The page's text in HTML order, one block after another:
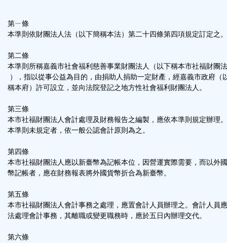
能
按
鈕
區
第ㄧ條
本準則依財團法人法（以下簡稱本法）第二十四條第四項規定訂定之。
第二條
本準則所稱嘉義市社會福利慈善事業財團法人（以下稱本市社福財團
），指以從事公益為目的，由捐助人捐助一定財產，經嘉義市政府（
稱本府）許可設立，並向法院登記之地方性社會福利財團法人。
第三條
本市社福財團法人會計處理及財務報告之編製，應依本準則規定辦理。
本準則未規定者，依一般公認會計原則為之。
第四條
本市社福財團法人應以新臺幣為記帳本位，因營運實際需要，而以外
幣記帳者，應在財務報表將外國貨幣折合為新臺幣。
第五條
本市社福財團法人會計事務之處理，應置會計人員辦理之。會計人員
法處理會計事務，其離職或變更職務時，應於五日內辦理交代。
第六條